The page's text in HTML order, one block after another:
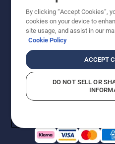
© Husqvarna AB (publ).
som visas är
priser är
moms) om inte produkten
Cookiepolicy
By clicking “Accept Cookies”,
cookies on your device to
site usage, and assist in our
Cookie Policy
ACCEPT
DO NOT SELL OR